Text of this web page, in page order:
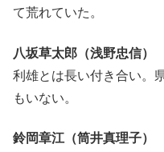
て荒れていた。
八坂草太郎（浅野忠信）
利雄とは長い付き合い。
もいない。
鈴岡章江（筒井真理子）